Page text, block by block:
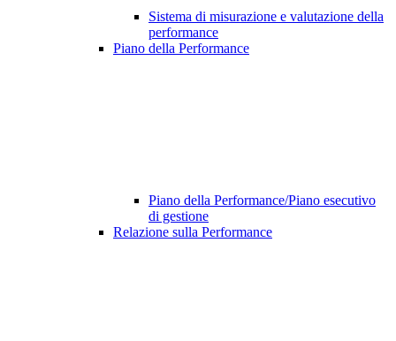
Sistema di misurazione e valutazione della
performance
Piano della Performance
Piano della Performance/Piano esecutivo
di gestione
Relazione sulla Performance